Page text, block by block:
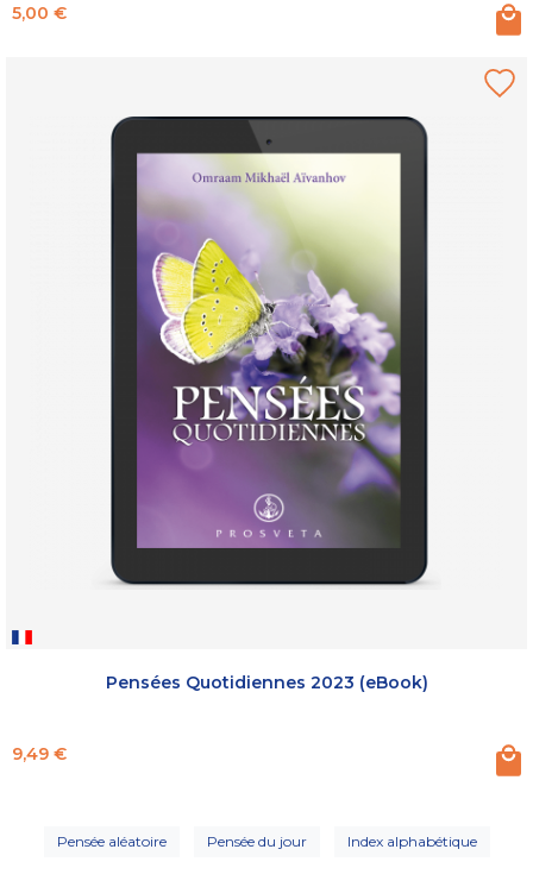
Prix
5,00 €
Pensées Quotidiennes 2023 (eBook)
Prix
9,49 €
Pensée aléatoire Pensée du jour Index alphabétique